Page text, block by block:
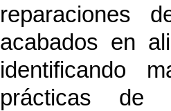
reparaciones
acabados en
identificando
prácticas de